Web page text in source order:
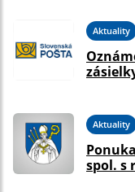
Aktuality
Aktuality
spol. s